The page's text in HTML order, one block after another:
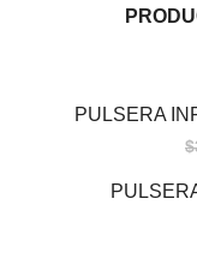
PULSERA
$